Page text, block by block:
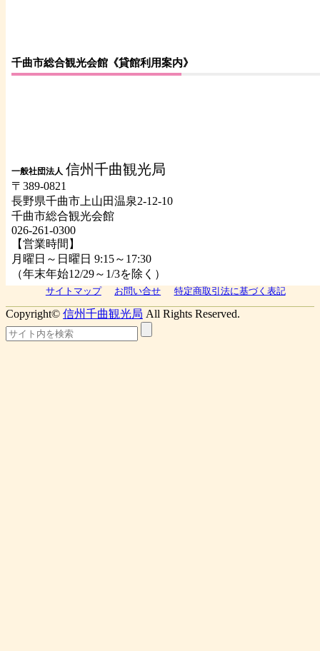
千曲市総合観光会館《貸館利用案内》
一般社団法人 信州千曲観光局
〒389-0821
長野県千曲市上山田温泉2-12-10
千曲市総合観光会館
026-261-0300
【営業時間】
月曜日～日曜日 9:15～17:30
（年末年始12/29～1/3を除く）
サイトマップ お問い合せ 特定商取引法に基づく表記
Copyright© 信州千曲観光局 All Rights Reserved.